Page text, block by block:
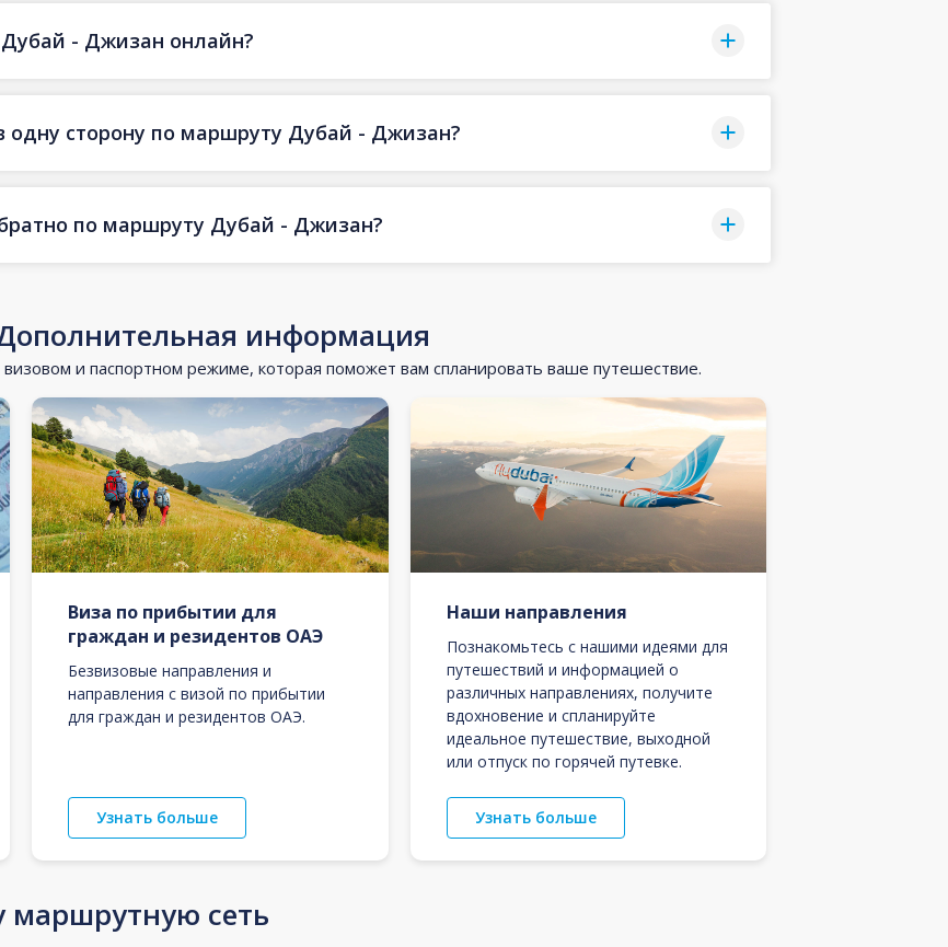
- Джизан онлайн?
одну сторону по маршруту Дубай - Джизан?
по маршруту Дубай - Джизан?
информация
и паспортном режиме, которая поможет вам спланировать ваше путешествие.
Виза по прибытии для
граждан и резидентов ОАЭ
Безвизовые направления и
направления с визой по прибытии
для граждан и резидентов ОАЭ.
Узнать больше
Наши направления
Познакомьтесь с нашими идеями для
путешествий и информацией о
различных направлениях, получите
вдохновение и спланируйте
идеальное путешествие, выходной
или отпуск по горячей путевке.
Узнать больше
маршрутную сеть